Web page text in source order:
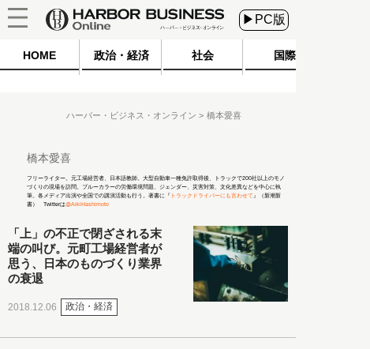
▶PC版
HOME 政治・経済 社会 国際
ハーバー・ビジネス・オンライン 橋本愛喜
橋本愛喜
フリーライター。元工場経営者、日本語教師。大型自動車一種免許取得後、トラックで200社以上のモノ
づくりの現場を訪問。ブルーカラーの労働環境問題、ジェンダー、災害対策、文化差異などを中心に執
筆。各メディア出演や全国での講演活動も行う。著書に『 トラックドライバーにも言わせて 』（新潮新
書） Twitterは@AikiHashimoto
「上」の不正で閉ざされる末
端の叫び。元町工場経営者が
思う、日本のものづくり業界
の衰退
2018.12.06 政治・経済